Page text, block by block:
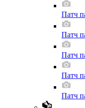
Патч
Патч
Патч
Патч
Патч